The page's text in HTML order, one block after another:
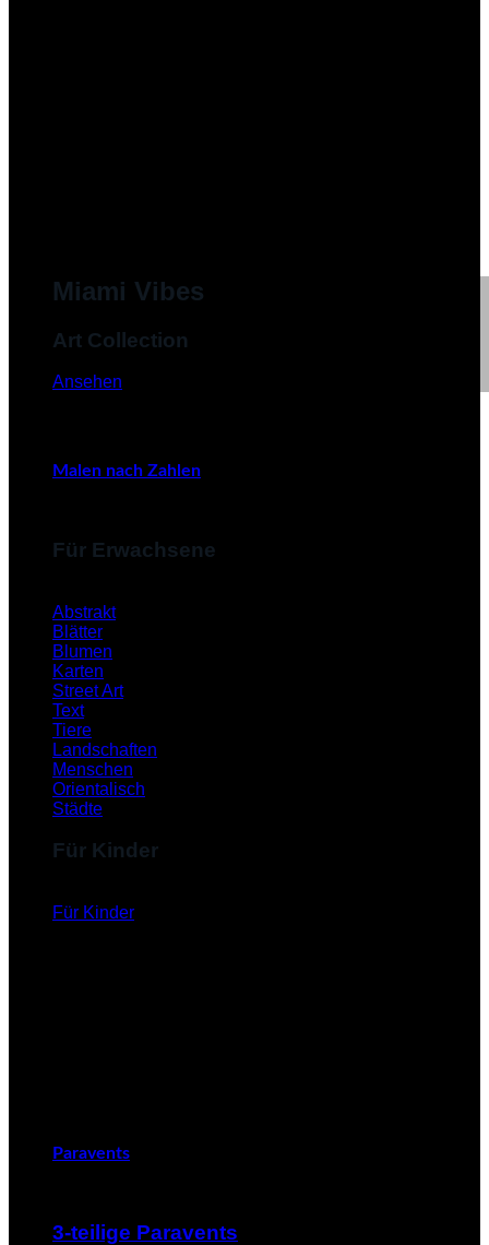
Miami Vibes
Art Collection
Ansehen
Malen nach Zahlen
Für Erwachsene
Abstrakt
Blätter
Blumen
Karten
Street Art
Text
Tiere
Landschaften
Menschen
Orientalisch
Städte
Für Kinder
Für Kinder
Paravents
3-teilige Paravents